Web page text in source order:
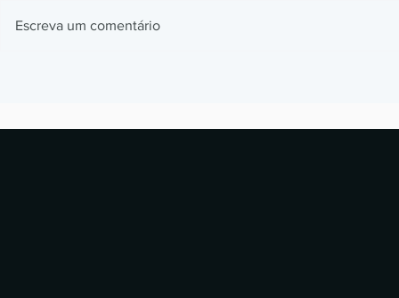
Escreva um comentário